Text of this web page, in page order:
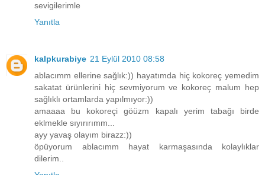
sevigilerimle
Yanıtla
kalpkurabiye 21 Eylül 2010 08:58
ablacımm ellerine sağlık:)) hayatımda hiç kokoreç yemedim
sakatat ürünlerini hiç sevmiyorum ve kokoreç malum hep
sağlıklı ortamlarda yapılmıyor:))
amaaaa bu kokoreçi göüzm kapalı yerim tabağı birde
eklmekle sıyırırımm...
ayy yavaş olayım birazz:))
öpüyorum ablacımm hayat karmaşasında kolaylıklar
dilerim..